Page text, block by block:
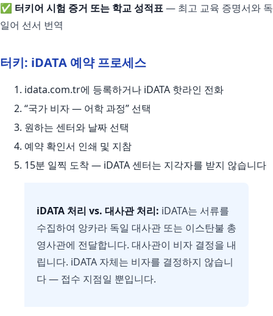
✅ 터키어 시험 증거 또는 학교 성적표— 최고 교육 증명서와 독
일어 선서 번역
터키: iDATA 예약 프로세스
idata.com.tr에 등록하거나 iDATA 핫라인 전화
“국가 비자 — 어학 과정” 선택
원하는 센터와 날짜 선택
예약 확인서 인쇄 및 지참
15분 일찍 도착 — iDATA 센터는 지각자를 받지 않습니다
iDATA 처리 vs. 대사관 처리: iDATA는 서류를
수집하여 앙카라 독일 대사관 또는 이스탄불 총
영사관에 전달합니다. 대사관이 비자 결정을 내
립니다. iDATA 자체는 비자를 결정하지 않습니
다 — 접수 지점일 뿐입니다.